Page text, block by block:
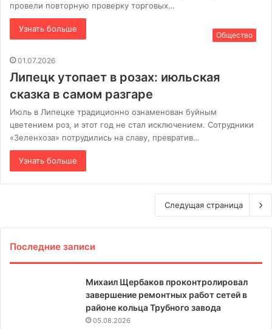
провели повторную проверку торговых…
Узнать больше
Общество
01.07.2026
Липецк утопает в розах: июльская
сказка в самом разгаре
Июль в Липецке традиционно ознаменован буйным
цветением роз, и этот год не стал исключением. Сотрудники
«Зеленхоза» потрудились на славу, превратив…
Узнать больше
Следущая страница
Последние записи
Михаил Щербаков проконтролировал
завершение ремонтных работ сетей в
районе кольца Трубного завода
05.08.2026